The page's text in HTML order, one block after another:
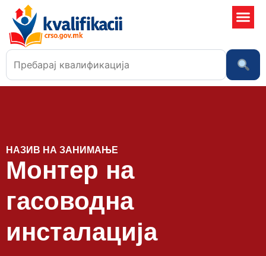
НАЗИВ НА ЗАНИМАЊЕ
Монтер на
гасоводна
инсталација